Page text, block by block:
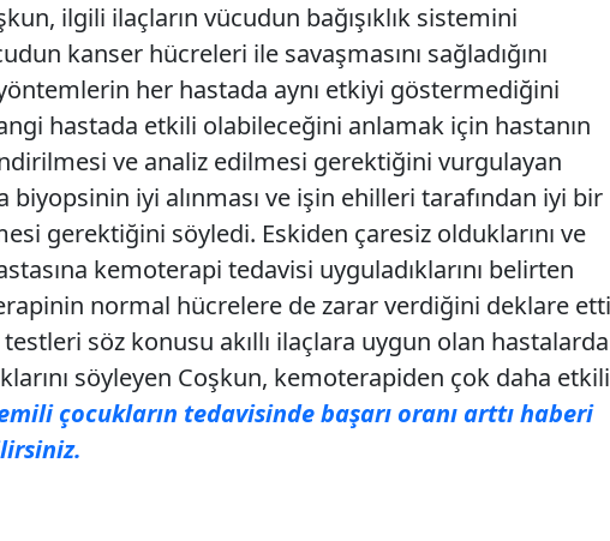
ilgili ilaçların vücudun bağışıklık sistemini
kanser hücreleri ile savaşmasını sağladığını
her hastada aynı etkiyi göstermediğini
hastada etkili olabileceğini anlamak için hastanın
ve analiz edilmesi gerektiğini vurgulayan
biyopsinin iyi alınması ve işin ehilleri tarafından iyi bir
gerektiğini söyledi. Eskiden çaresiz olduklarını ve
kemoterapi tedavisi uyguladıklarını belirten
normal hücrelere de zarar verdiğini deklare
söz konusu akıllı ilaçlara uygun olan hastalarda
söyleyen Coşkun, kemoterapiden çok daha etkili
çocukların tedavisinde başarı oranı arttı haberi